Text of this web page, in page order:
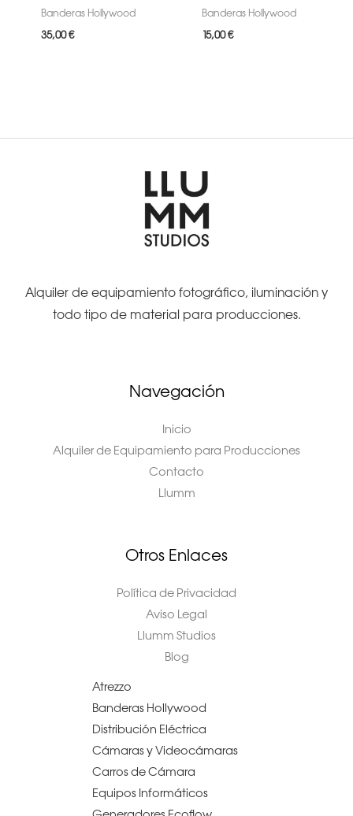
Banderas Hollywood
35,00€
Banderas Hollywood
15,00€
Alquiler de equipamiento fotográfico, iluminación y
todo tipo de material para producciones.
Navegación
Inicio
Alquiler de Equipamiento para Producciones
Contacto
Llumm
Otros Enlaces
Política de Privacidad
Aviso Legal
Llumm Studios
Blog
Atrezzo
Banderas Hollywood
Distribución Eléctrica
Cámaras y Videocámaras
Carros de Cámara
Equipos Informáticos